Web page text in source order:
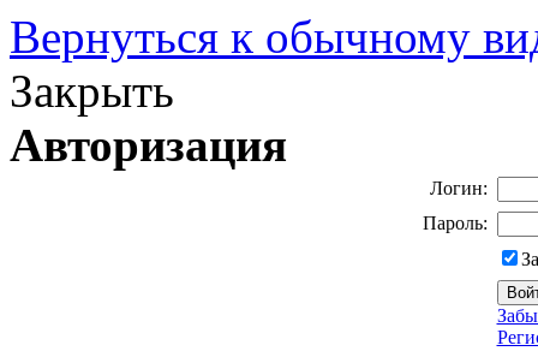
Вернуться к обычному
Закрыть
Авторизация
Логин:
Пароль: